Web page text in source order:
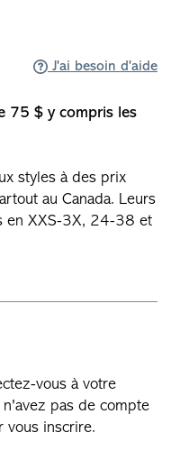
J'ai besoin d'aide
75 $ y compris les
styles à des prix
au Canada. Leurs
en XXS-3X, 24-38 et
vous à votre
pas de compte
vous inscrire.